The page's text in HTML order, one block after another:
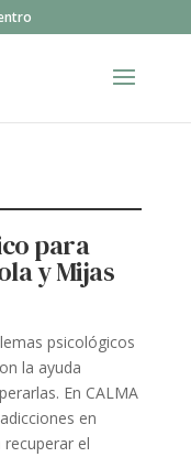
para
y Mijas
psicológicos
la ayuda
En CALMA
en
el